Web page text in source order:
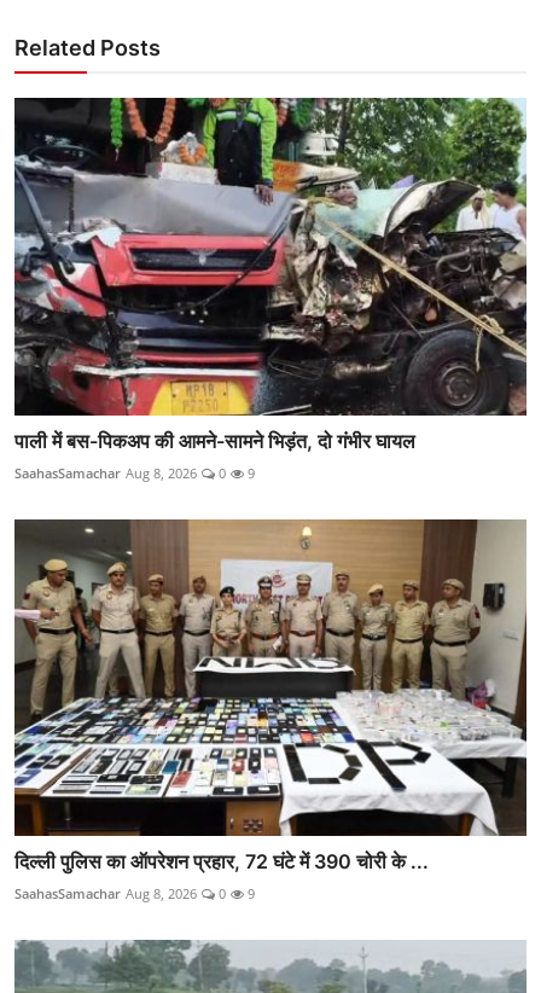
Related Posts
पाली में बस-पिकअप की आमने-सामने भिड़ंत, दो गंभीर घायल
SaahasSamachar Aug 8, 2026 0 9
दिल्ली पुलिस का ऑपरेशन प्रहार, 72 घंटे में 390 चोरी के ...
SaahasSamachar Aug 8, 2026 0 9